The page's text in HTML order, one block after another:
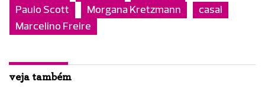
Paulo Scott
Morgana Kretzmann
casal
Marcelino Freire
veja também